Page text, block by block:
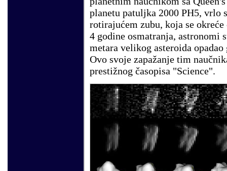
planetu patuljka 2000 PH5, vrlo
rotirajućem zubu, koja se
4 godine osmatranja, astronomi
metara velikog asteroida
Ovo svoje zapažanje tim
prestižnog časopisa "Science".